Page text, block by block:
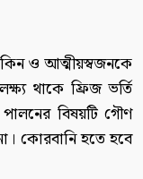
ও আত্মীয়স্বজনকে
থাকে ফ্রিজ ভর্তি
বিষয়টি গৌণ
কোরবানি হতে হবে